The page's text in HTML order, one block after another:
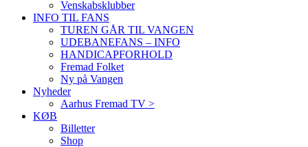
Venskabsklubber
INFO TIL FANS
TUREN GÅR TIL VANGEN
UDEBANEFANS – INFO
HANDICAPFORHOLD
Fremad Folket
Ny på Vangen
Nyheder
Aarhus Fremad TV >
KØB
Billetter
Shop